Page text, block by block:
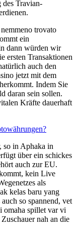
Travian-
trovato
ein
dann würden wir
ersten Transaktionen
auch den
jetzt mit dem
Indem Sie
daran sein sollen.
Kräfte dauerhaft
so in Aphaka in
über ein schickes
auch zur EU.
kein Live
als
kelas baru yang
so spannend, vet
omaha spillet var vi
nah an die